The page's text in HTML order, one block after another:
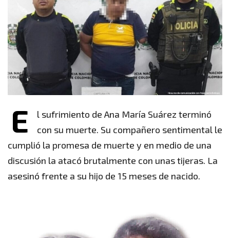
E
l sufrimiento de Ana María Suárez terminó
con su muerte. Su compañero sentimental le
cumplió la promesa de muerte y en medio de una
discusión la atacó brutalmente con unas tijeras. La
asesinó frente a su hijo de 15 meses de nacido.